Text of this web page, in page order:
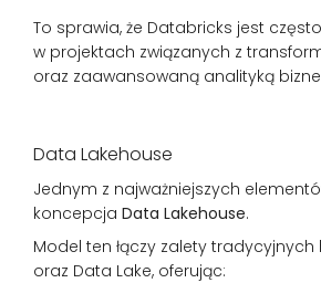
To sprawia, że Databricks jest
w projektach związanych z
oraz zaawansowaną analityką
Data Lakehouse
Jednym z najważniejszych
koncepcja Data Lakehouse.
Model ten łączy zalety
oraz Data Lake, oferując: